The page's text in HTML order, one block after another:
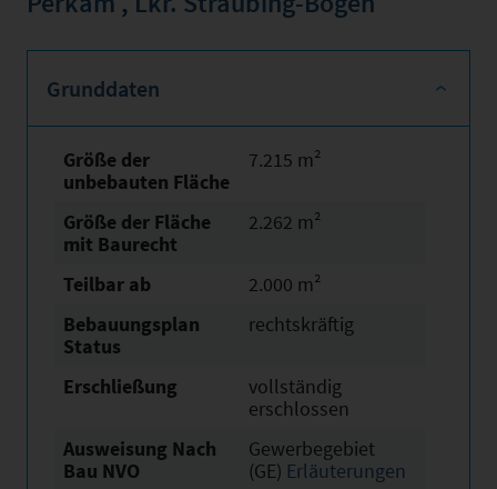
Grunddaten
Größe der
unbebauten Fläche
7.215 m²
Größe der Fläche
mit Baurecht
2.262 m²
Teilbar ab
2.000 m²
Bebauungsplan
Status
rechtskräftig
Erschließung
vollständig
erschlossen
Ausweisung Nach
Bau NVO
Gewerbegebiet
(GE) Erläuterungen